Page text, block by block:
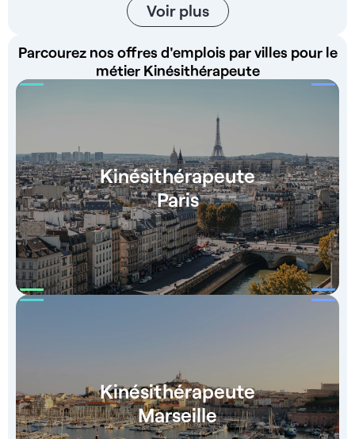
Voir plus
Parcourez nos offres d'emplois par villes pour le
métier Kinésithérapeute
Kinésithérapeute
Paris
Kinésithérapeute
Marseille